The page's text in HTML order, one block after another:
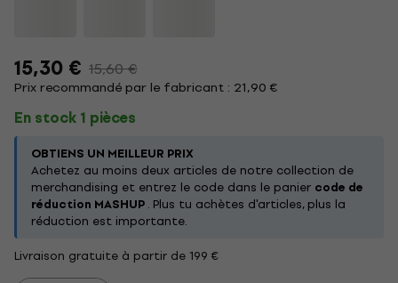
15,30 € 15,60 €
Prix recommandé par le fabricant : 21,90 €
En stock 1 pièces
OBTIENS UN MEILLEUR PRIX
Achetez au moins deux articles de notre collection de
merchandising et entrez le code dans le panier code de
réduction MASHUP. Plus tu achètes d'articles, plus la
réduction est importante.
Livraison gratuite à partir de 199 €